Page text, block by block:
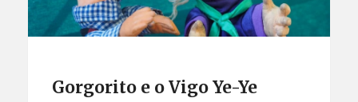
Gorgorito e o Vigo Ye-Ye